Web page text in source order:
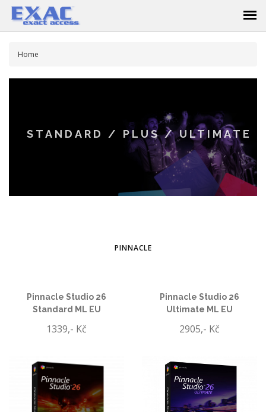
Home
STANDARD / PLUS / ULTIMATE
PINNACLE
Pinnacle Studio 26
Standard ML EU
1339,- Kč
Pinnacle Studio 26
Ultimate ML EU
2905,- Kč